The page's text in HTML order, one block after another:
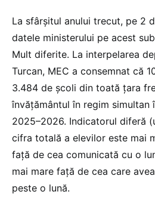
La sfârșitul anului trecut, pe 2
datele ministerului pe acest
Mult diferite. La interpelarea
Turcan, MEC a consemnat că
3.484 de școli din toată țara
învățământul în regim simultan
2025–2026. Indicatorul diferă
cifra totală a elevilor este mai
față de cea comunicată cu o
mai mare față de cea care
peste o lună.